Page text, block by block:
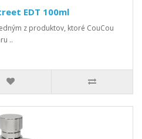
EDT 100ml
z produktov, ktoré CouCou
..